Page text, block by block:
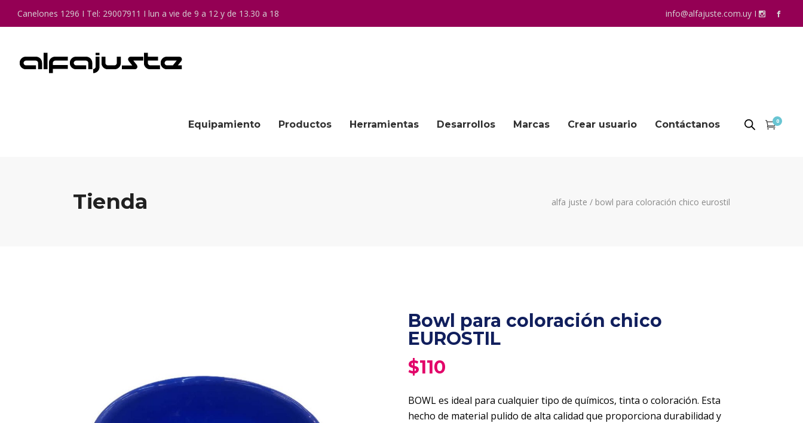
Canelones 1296 I Tel: 29007911 I lun a vie de 9 a 12 y de 13.30 a 18 info@alfajuste.com.uy I
Equipamiento Productos Herramientas Desarrollos Marcas Crear usuario Contáctanos 0
Tienda alfa juste / bowl para coloración chico eurostil
Bowl para coloración chico
EUROSTIL
$110
BOWL es ideal para cualquier tipo de químicos, tinta o coloración. Esta
hecho de material pulido de alta calidad que proporciona durabilidad y